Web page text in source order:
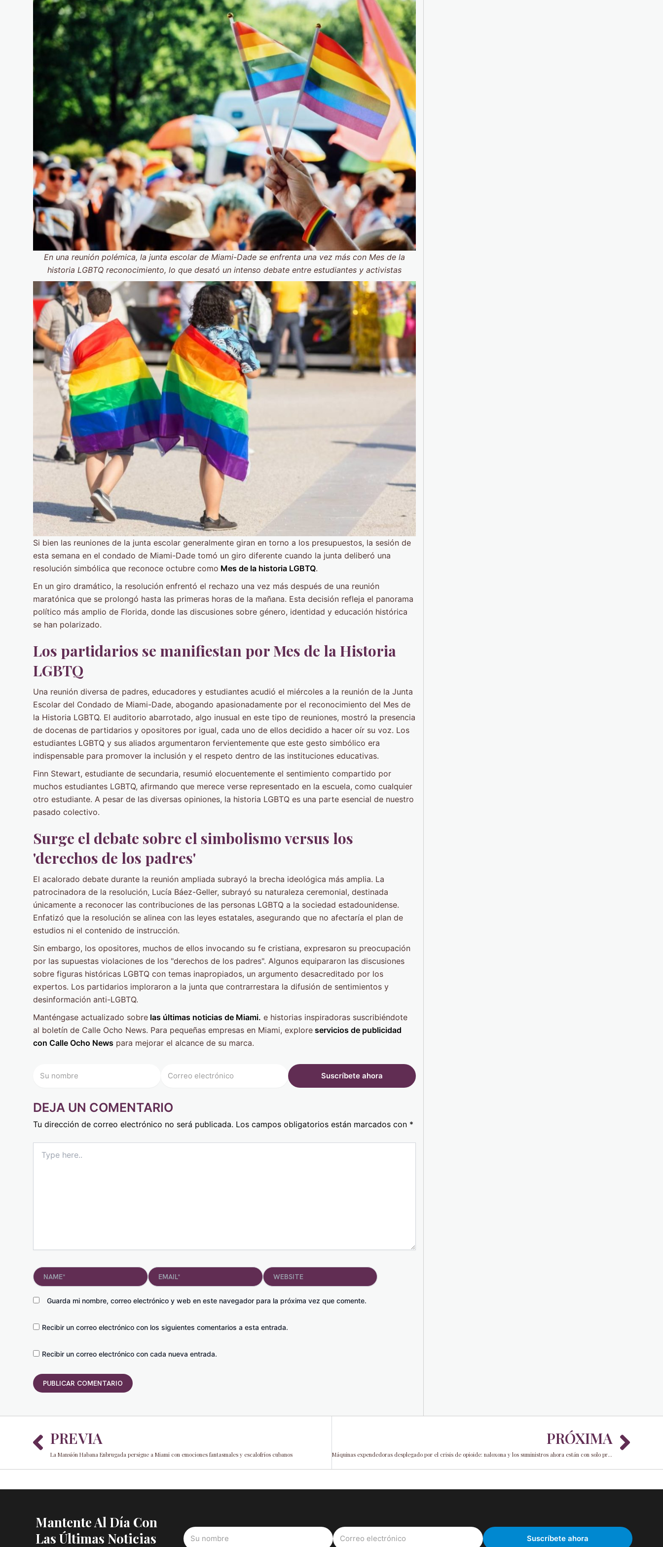
En una reunión polémica, la junta escolar de Miami-Dade se enfrenta una vez más con Mes de la
historia LGBTQ reconocimiento, lo que desató un intenso debate entre estudiantes y activistas
Si bien las reuniones de la junta escolar generalmente giran en torno a los presupuestos, la sesión de
esta semana en el condado de Miami-Dade tomó un giro diferente cuando la junta deliberó una
resolución simbólica que reconoce octubre como Mes de la historia LGBTQ.
En un giro dramático, la resolución enfrentó el rechazo una vez más después de una reunión
maratónica que se prolongó hasta las primeras horas de la mañana. Esta decisión refleja el panorama
político más amplio de Florida, donde las discusiones sobre género, identidad y educación histórica
se han polarizado.
Los partidarios se manifiestan por Mes de la Historia
LGBTQ
Una reunión diversa de padres, educadores y estudiantes acudió el miércoles a la reunión de la Junta
Escolar del Condado de Miami-Dade, abogando apasionadamente por el reconocimiento del Mes de
la Historia LGBTQ. El auditorio abarrotado, algo inusual en este tipo de reuniones, mostró la presencia
de docenas de partidarios y opositores por igual, cada uno de ellos decidido a hacer oír su voz. Los
estudiantes LGBTQ y sus aliados argumentaron fervientemente que este gesto simbólico era
indispensable para promover la inclusión y el respeto dentro de las instituciones educativas.
Finn Stewart, estudiante de secundaria, resumió elocuentemente el sentimiento compartido por
muchos estudiantes LGBTQ, afirmando que merece verse representado en la escuela, como cualquier
otro estudiante. A pesar de las diversas opiniones, la historia LGBTQ es una parte esencial de nuestro
pasado colectivo.
Surge el debate sobre el simbolismo versus los
'derechos de los padres'
El acalorado debate durante la reunión ampliada subrayó la brecha ideológica más amplia. La
patrocinadora de la resolución, Lucía Báez-Geller, subrayó su naturaleza ceremonial, destinada
únicamente a reconocer las contribuciones de las personas LGBTQ a la sociedad estadounidense.
Enfatizó que la resolución se alinea con las leyes estatales, asegurando que no afectaría el plan de
estudios ni el contenido de instrucción.
Sin embargo, los opositores, muchos de ellos invocando su fe cristiana, expresaron su preocupación
por las supuestas violaciones de los "derechos de los padres". Algunos equipararon las discusiones
sobre figuras históricas LGBTQ con temas inapropiados, un argumento desacreditado por los
expertos. Los partidarios imploraron a la junta que contrarrestara la difusión de sentimientos y
desinformación anti-LGBTQ.
Manténgase actualizado sobre las últimas noticias de Miami. e historias inspiradoras suscribiéndote
al boletín de Calle Ocho News. Para pequeñas empresas en Miami, explore servicios de publicidad
con Calle Ocho News para mejorar el alcance de su marca.
DEJA UN COMENTARIO
Tu dirección de correo electrónico no será publicada. Los campos obligatorios están marcados con *
here..
Name* Email*
Guarda mi nombre, correo electrónico y web en este navegador para la próxima vez que comente.
Website
Recibir un correo electrónico con los siguientes comentarios a esta entrada.
Recibir un correo electrónico con cada nueva entrada.
Prev
PREVIA
La Mansión Habana Enbrugada persigue a Miami con emociones fantasmales y escalofríos cubanos
PRÓXIMA
Máquinas expendedoras desplegado por el crisis de opioide: naloxona y los suministros ahora están con solo presionar un botón
Mantente Al Día Con
Las Últimas Noticias